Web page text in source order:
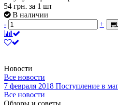
54 грн. за 1 шт
В наличии
-
+
Новости
Все новости
7 февраля 2018 Поступление в
Все новости
Обзоры и советы